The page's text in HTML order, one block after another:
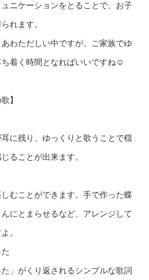
ニケーションをとることで、お子
れます。
わただしい中ですが、ご家族でゆ
ち着く時間となればいいですね☺️
】
に残り、ゆっくりと歌うことで穏
ることが出来ます。
むことができます。手で作った蝶
にとまらせるなど、アレンジして
。
た」がくり返されるシンプルな歌詞